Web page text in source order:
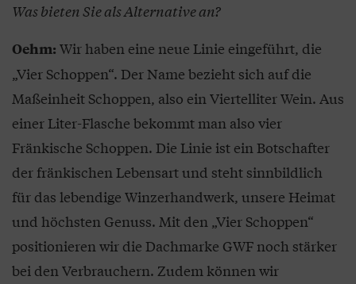
Was bieten Sie als Alternative an?
Oehm: Wir haben eine neue Linie eingeführt, die
„Vier Schoppen“. Der Name bezieht sich auf die
Maßeinheit Schoppen, also ein Viertelliter Wein. Aus
einer Liter-Flasche bekommt man also vier
Fränkische Schoppen. Die Linie ist ein Botschafter
der fränkischen Lebensart und steht sinnbildlich
für das lebendige Winzerhandwerk, unsere Heimat
und höchsten Genuss. Mit den „Vier Schoppen“
positionieren wir die Dachmarke GWF noch stärker
bei den Verbrauchern. Zudem können wir